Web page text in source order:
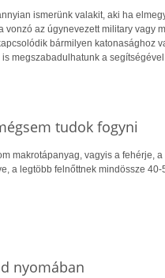
ismerünk valakit, aki ha
vonzó az úgynevezett military vagy
bármilyen katonasághoz
megszabadulhatunk a
tudok fogyni
makrotápanyag, vagyis a fehérje,
a legtöbb felnőttnek mindössze
nyomában